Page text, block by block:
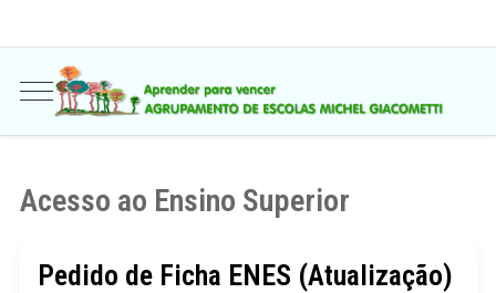
Acesso ao Ensino Superior
Pedido de Ficha ENES (Atualização)